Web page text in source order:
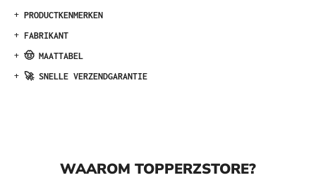
+ PRODUCTKENMERKEN
+ FABRIKANT
+ 🤠 MAATTABEL
+ 🚀 SNELLE VERZENDGARANTIE
WAAROM TOPPERZSTORE?